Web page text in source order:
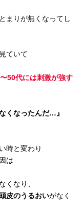
まりが無くなってし
ていて
50代には刺激が強す
くなったんだ…』
時と変わり
は
くなり、
皮のうるおいがなく